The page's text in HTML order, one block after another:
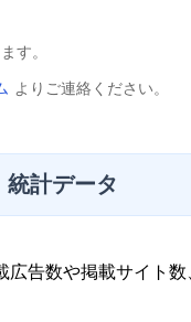
す。
よりご連絡ください。
統計データ
告数や掲載サイト